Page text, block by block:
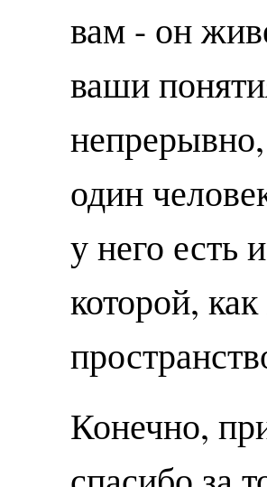
вам - он
ваши
один
у него есть
которой,
Конечно,